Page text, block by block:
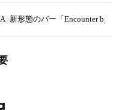
新形態のバー「Encounter by